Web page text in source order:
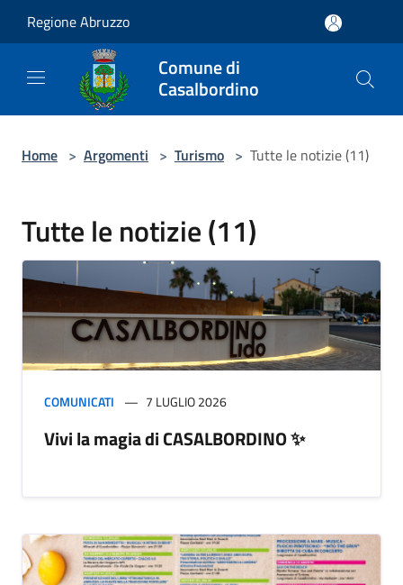
Regione Abruzzo
Comune di
Casalbordino
Home > Argomenti > Turismo > Tutte le notizie (11)
Tutte le notizie (11)
COMUNICATI 7 LUGLIO 2026
Vivi la magia di CASALBORDINO ✨